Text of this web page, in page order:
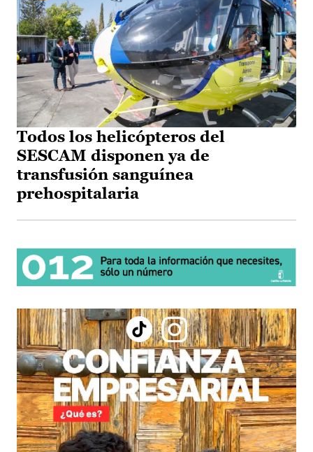
Todos los helicópteros del
SESCAM disponen ya de
transfusión sanguínea
prehospitalaria